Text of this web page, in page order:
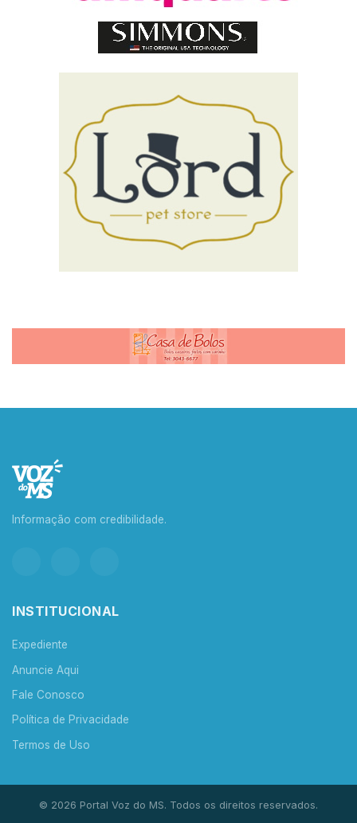
Informação com credibilidade.
INSTITUCIONAL
Expediente
Anuncie Aqui
Fale Conosco
Política de Privacidade
Termos de Uso
© 2026 Portal Voz do MS. Todos os direitos reservados.